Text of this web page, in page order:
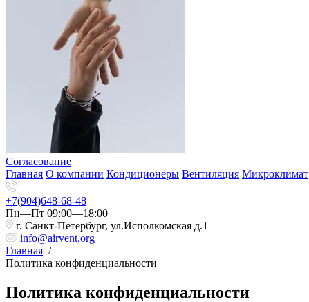
Согласование
Главная О компании Кондиционеры Вентиляция Микроклимат
+7(904)648-68-48
Пн—Пт 09:00—18:00
г. Санкт-Петербург, ул.Исполкомская д.1
info@airvent.org
Главная /
Политика конфиденциальности
Политика конфиденциальности